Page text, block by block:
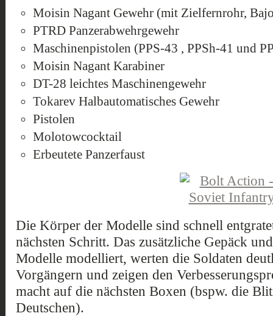
Moisin Nagant Gewehr (mit Zielfernrohr,
PTRD Panzerabwehrgewehr
Maschinenpistolen (PPS-43 , PPSh-41 und
Moisin Nagant Karabiner
DT-28 leichtes Maschinengewehr
Tokarev Halbautomatisches Gewehr
Pistolen
Molotowcocktail
Erbeutete Panzerfaust
Die Körper der Modelle sind schnell
nächsten Schritt. Das zusätzliche Gepäck
Modelle modelliert, werten die Soldaten
Vorgängern und zeigen den
macht auf die nächsten Boxen (bspw. die
Deutschen).